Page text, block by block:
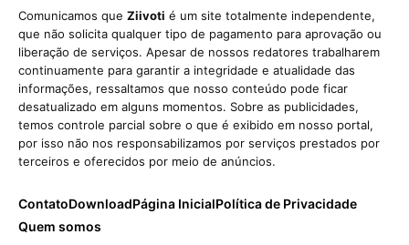
Comunicamos que Ziivoti é um site totalmente independente,
que não solicita qualquer tipo de pagamento para aprovação ou
liberação de serviços. Apesar de nossos redatores trabalharem
continuamente para garantir a integridade e atualidade das
informações, ressaltamos que nosso conteúdo pode ficar
desatualizado em alguns momentos. Sobre as publicidades,
temos controle parcial sobre o que é exibido em nosso portal,
por isso não nos responsabilizamos por serviços prestados por
terceiros e oferecidos por meio de anúncios.
ContatoDownloadPágina InicialPolítica de Privacidade
Quem somos